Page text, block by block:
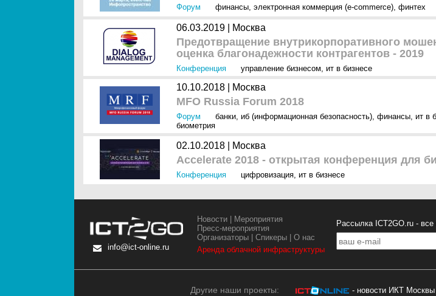
Форум финансы, электронная коммерция (e-commerce), финтех
06.03.2019 | Москва
Предотвращение внутрикорпоративного
оценка благонадежности контрагентов - 2019
Конференция управление бизнесом, ит в бизнесе
10.10.2018 | Москва
MFO Russia Forum 2018
Форум банки, иб (информационная безопасность), финансы, ит в
биометрия
02.10.2018 | Москва
Accelerate 2018 - открытая конференция для
Конференция цифровизация, ит в бизнесе
info@ict-online.ru
Новости
Мероприятия
Пресс-мероприятия
Организаторы |Спикеры |О нас
Аренда облачной инфраструктуры
Рассылка ICT2GO.ru -
Другие наши проекты: - новости ИКТ